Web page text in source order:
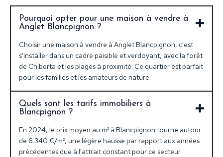
Pourquoi opter pour une maison à vendre à
Anglet Blancpignon ?
Choisir une maison à vendre à Anglet Blancpignon, c'est
s'installer dans un cadre paisible et verdoyant, avec la forêt
de Chiberta et les plages à proximité. Ce quartier est parfait
pour les familles et les amateurs de nature.
Quels sont les tarifs immobiliers à
Blancpignon ?
En 2024, le prix moyen au m² à Blancpignon tourne autour
de 6 340 €/m², une légère hausse par rapport aux années
précédentes due à l'attrait constant pour ce secteur